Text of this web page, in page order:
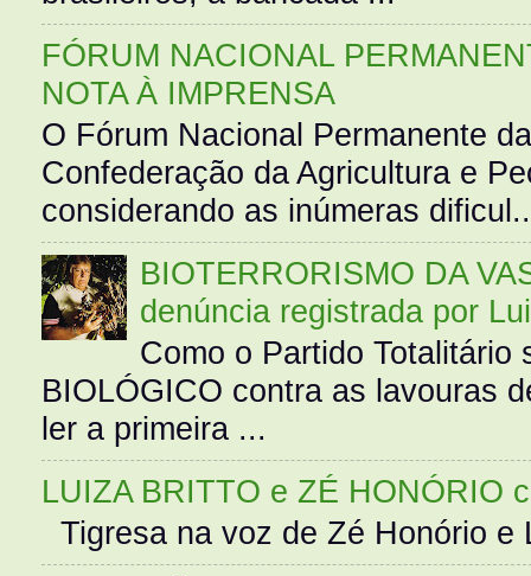
FÓRUM NACIONAL
NOTA À IMPRENSA
O Fórum Nacional Permanente
Confederação da Agricultura e
considerando as inúmeras
BIOTERRORISMO DA
denúncia registrada por
Como o Partido Totalitário
BIOLÓGICO contra as lavouras
ler a primeira ...
LUIZA BRITTO e ZÉ HONÓRIO
Tigresa na voz de Zé Honório